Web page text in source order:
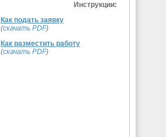
Инструкции:
Как подать заявку
(скачать PDF)
Как разместить работу
(скачать PDF)